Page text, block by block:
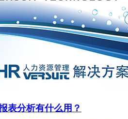
表分析有什么用？